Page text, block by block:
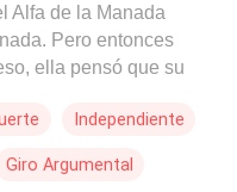
Alfa de la Manada
Pero entonces
ella pensó que su
la volvió
humana,
Independiente
Giro Argumental